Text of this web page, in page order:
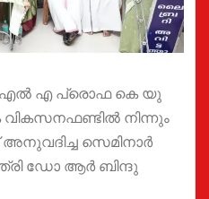
എൽ എ പ്രൊഫ കെ യു
നിന്നും
സെമിനാർ
ഡോ ആർ ബിന്ദു